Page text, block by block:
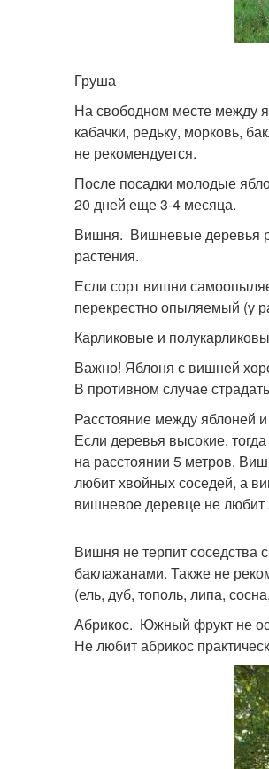
Груша
На свободном месте между
кабачки, редьку, морковь,
не рекомендуется.
После посадки молодые
20 дней еще 3-4 месяца.
Вишня. Вишневые деревья
растения.
Если сорт вишни
перекрестно опыляемый (у
Карликовые и
Важно! Яблоня с вишней
В противном случае
Расстояние между яблоней
Если деревья высокие,
на расстоянии 5 метров.
любит хвойных соседей, а
вишневое деревце не любит
Вишня не терпит соседства
баклажанами. Также не
(ель, дуб, тополь, липа,
Абрикос. Южный фрукт не
Не любит абрикос